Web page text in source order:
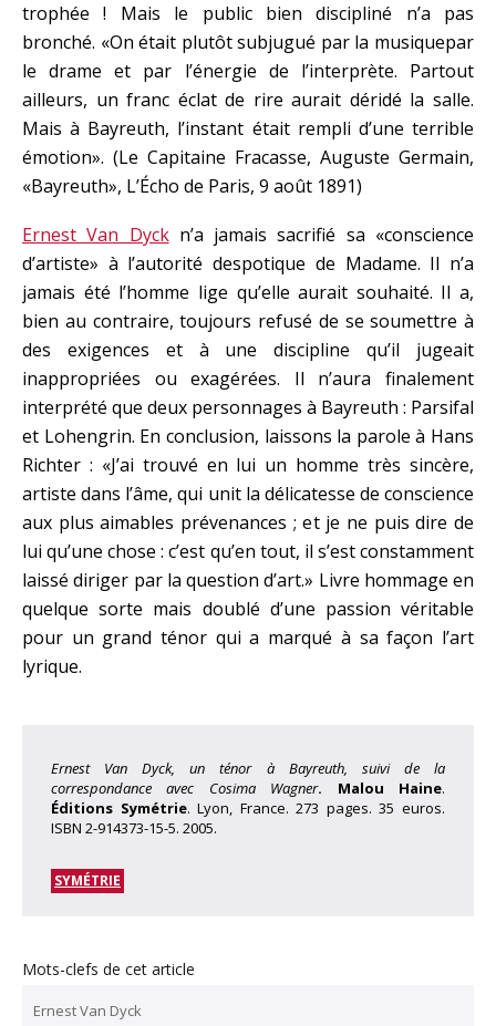
trophée ! Mais le public bien discipliné n’a pas
bronché. «On était plutôt subjugué par la musiquepar
le drame et par l’énergie de l’interprète. Partout
ailleurs, un franc éclat de rire aurait déridé la salle.
Mais à Bayreuth, l’instant était rempli d’une terrible
émotion». (Le Capitaine Fracasse, Auguste Germain,
«Bayreuth», L’Écho de Paris, 9 août 1891)
Ernest Van Dyckn’a jamais sacrifié sa «conscience
d’artiste» à l’autorité despotique de Madame. Il n’a
jamais été l’homme lige qu’elle aurait souhaité. Il a,
bien au contraire, toujours refusé de se soumettre à
des exigences et à une discipline qu’il jugeait
inappropriées ou exagérées. Il n’aura finalement
interprété que deux personnages à Bayreuth : Parsifal
et Lohengrin. En conclusion, laissons la parole à Hans
Richter : «J’ai trouvé en lui un homme très sincère,
artiste dans l’âme, qui unit la délicatesse de conscience
aux plus aimables prévenances ; et je ne puis dire de
lui qu’une chose : c’est qu’en tout, il s’est constamment
laissé diriger par la question d’art.» Livre hommage en
quelque sorte mais doublé d’une passion véritable
pour un grand ténor qui a marqué à sa façon l’art
lyrique.
Ernest Van Dyck, un ténor à Bayreuth, suivi de la
correspondance avec Cosima Wagner. Malou Haine.
Éditions Symétrie. Lyon, France. 273 pages. 35 euros.
ISBN 2-914373-15-5. 2005.
SYMÉTRIE
Mots-clefs de cet article
Ernest Van Dyck